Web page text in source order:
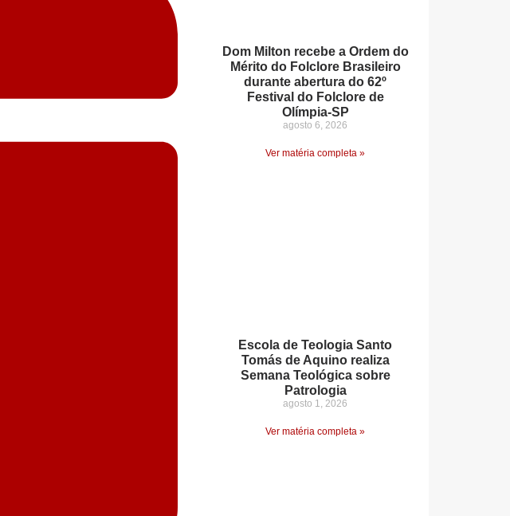
Dom Milton recebe a Ordem do
Mérito do Folclore Brasileiro
durante abertura do 62º
Festival do Folclore de
Olímpia-SP
agosto 6, 2026
Ver matéria completa »
Escola de Teologia Santo
Tomás de Aquino realiza
Semana Teológica sobre
Patrologia
agosto 1, 2026
Ver matéria completa »